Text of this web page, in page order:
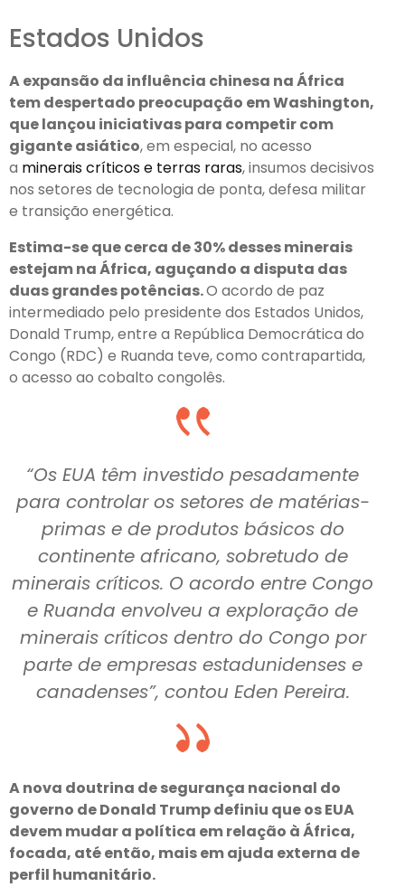
Estados Unidos
A expansão da influência chinesa na África
tem despertado preocupação em Washington,
que lançou iniciativas para competir com
gigante asiático, em especial, no acesso
a minerais críticos e terras raras, insumos decisivos
nos setores de tecnologia de ponta, defesa militar
e transição energética.
Estima-se que cerca de 30% desses minerais
estejam na África, aguçando a disputa das
duas grandes potências.O acordo de paz
intermediado pelo presidente dos Estados Unidos,
Donald Trump, entre a República Democrática do
Congo (RDC) e Ruanda teve, como contrapartida,
o acesso ao cobalto congolês.
“Os EUA têm investido pesadamente
para controlar os setores de matérias-
primas e de produtos básicos do
continente africano, sobretudo de
minerais críticos. O acordo entre Congo
e Ruanda envolveu a exploração de
minerais críticos dentro do Congo por
parte de empresas estadunidenses e
canadenses”, contou Eden Pereira.
A nova doutrina de segurança nacional do
governo de Donald Trump definiu que os EUA
devem mudar a política em relação à África,
focada, até então, mais em ajuda externa de
perfil humanitário.